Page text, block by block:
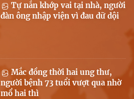
Tự nắn khớp vai tại nhà, người
đàn ông nhập viện vì đau dữ dội
Mắc đồng thời hai ung thư,
người bệnh 73 tuổi vượt qua nhờ
mổ hai thì